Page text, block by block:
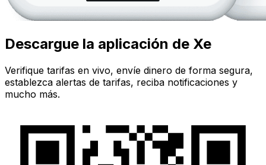
Descargue la aplicación de Xe
Verifique tarifas en vivo, envíe dinero de forma segura,
establezca alertas de tarifas, reciba notificaciones y
mucho más.